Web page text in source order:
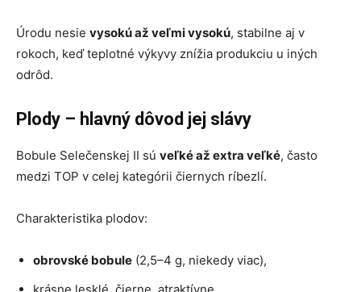
Úrodu nesie vysokú až veľmi vysokú, stabilne aj v
rokoch, keď teplotné výkyvy znížia produkciu u iných
odrôd.
Plody – hlavný dôvod jej slávy
Bobule Selečenskej II sú veľké až extra veľké, často
medzi TOP v celej kategórii čiernych ríbezlí.
Charakteristika plodov:
obrovské bobule (2,5–4 g, niekedy viac),